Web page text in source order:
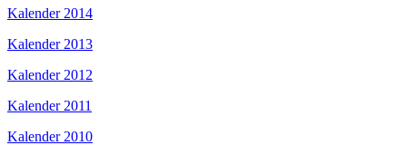
Kalender 2014
Kalender 2013
Kalender 2012
Kalender 2011
Kalender 2010